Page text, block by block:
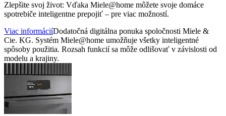
Zlepšite svoj život: Vďaka Miele@home môžete svoje domáce
spotrebiče inteligentne prepojiť – pre viac možností.
Viac informáciíDodatočná digitálna ponuka spoločnosti Miele &
Cie. KG. Systém Miele@home umožňuje všetky inteligentné
spôsoby použitia. Rozsah funkcií sa môže odlišovať v závislosti od
modelu a krajiny.